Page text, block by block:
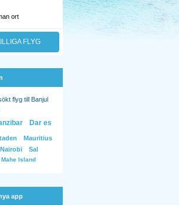
ort
FLYG
flyg till Banjul
Dar es
Mauritius
Nairobi Sal
Island
app